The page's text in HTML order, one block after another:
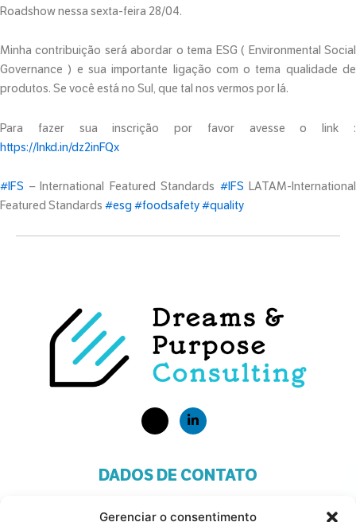
Gerenciar o consentimento
Roadshow nessa sexta-feira 28/04.
Minha contribuição será abordar o tema ESG ( Environmental Social
Governance ) e sua importante ligação com o tema qualidade de
produtos. Se você está no Sul, que tal nos vermos por lá.
Para fazer sua inscrição por favor avesse o link :
https://lnkd.in/dz2inFQx
#IFS – International Featured Standards #IFS LATAM-International
Featured Standards #esg #foodsafety#quality
DADOS DE CONTATO
Telefone: +55 11 93280-1408